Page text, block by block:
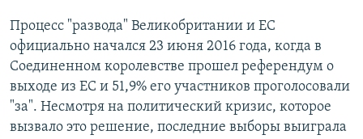
Процесс "развода" Великобритании и ЕС
официально начался 23 июня 2016 года, когда в
Соединенном королевстве прошел референдум о
выходе из ЕС и 51,9% его участников проголосовали
"за". Несмотря на политический кризис, которое
вызвало это решение, последние выборы выиграла